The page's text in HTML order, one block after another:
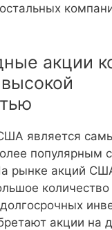
и Привол.
ОАО
акции
является
популярным
рынке акций
количество
акции на